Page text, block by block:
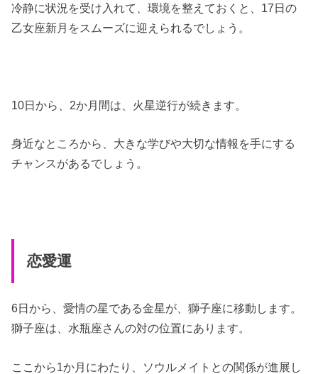
冷静に状況を受け入れて、環境を整えておくと、17日の
乙女座新月をスムーズに迎えられるでしょう。
10日から、2か月間は、火星逆行が続きます。
身近なところから、大きな学びや大切な情報を手にする
チャンスがあるでしょう。
恋愛運
6日から、愛情の星である金星が、獅子座に移動します。
獅子座は、水瓶座さんの対の位置にあります。
ここから1か月にわたり、ソウルメイトとの関係が進展し